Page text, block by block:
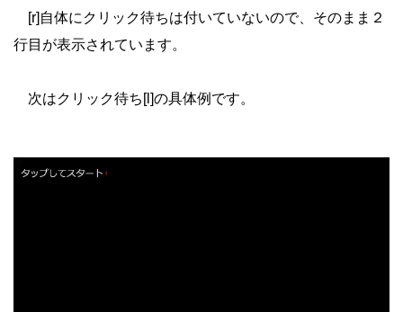
[r]自体にクリック待ちは付いていないので、そのまま２
行目が表示されています。
次はクリック待ち[l]の具体例です。